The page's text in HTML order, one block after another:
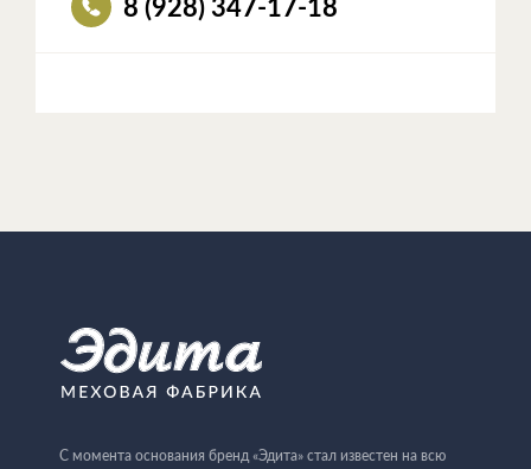
8 (928) 347-17-18
С момента основания бренд «Эдита» стал известен на всю